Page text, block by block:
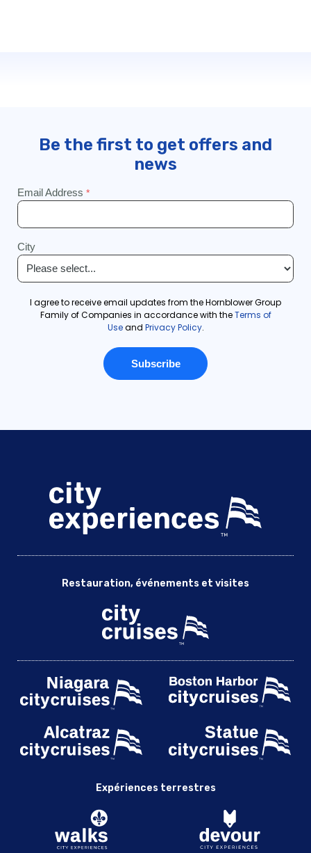
Restauration, événements et visites
Expériences terrestres